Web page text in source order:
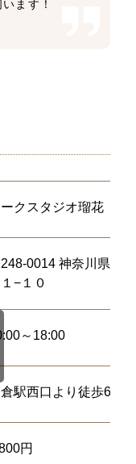
ます！
クスタジオ瑠花
0014 神奈川県鎌
−１０
～18:00
駅西口より徒歩6分
円